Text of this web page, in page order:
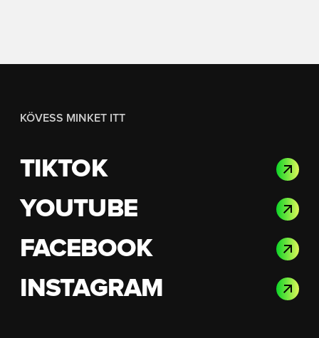
KÖVESS MINKET ITT
TIKTOK
YOUTUBE
FACEBOOK
INSTAGRAM